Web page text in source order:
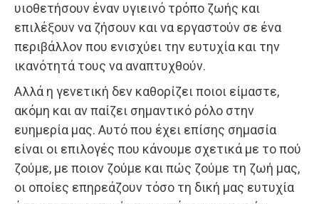
υιοθετήσουν έναν υγιεινό τρόπο ζωής και
επιλέξουν να ζήσουν και να εργαστούν σε ένα
περιβάλλον που ενισχύει την ευτυχία και την
ικανότητά τους να αναπτυχθούν.
Αλλά η γενετική δεν καθορίζει ποιοι είμαστε,
ακόμη και αν παίζει σημαντικό ρόλο στην
ευημερία μας. Αυτό που έχει επίσης σημασία
είναι οι επιλογές που κάνουμε σχετικά με το πού
ζούμε, με ποιον ζούμε και πώς ζούμε τη ζωή μας,
οι οποίες επηρεάζουν τόσο τη δική μας ευτυχία